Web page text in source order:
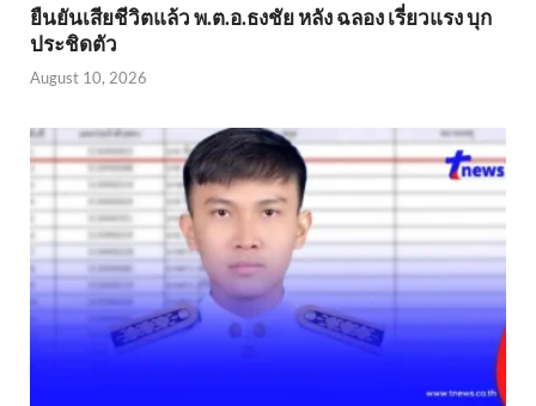
ยืนยันเสียชีวิตแล้ว พ.ต.อ.ธงชัย หลัง ฉลอง เรี่ยวแรง บุก
ประชิดตัว
August 10, 2026